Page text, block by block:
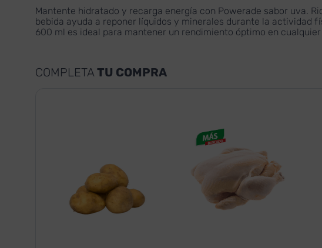
Mantente hidratado y recarga energía con Powerade sabor uva.
bebida ayuda a reponer líquidos y minerales durante la actividad
600 ml es ideal para mantener un rendimiento óptimo en
COMPLETATU COMPRA